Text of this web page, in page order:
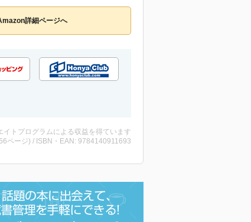
詳細ページへ
イトプログラムによる収益を得ています
ページ) / ISBN・EAN: 9784140911693